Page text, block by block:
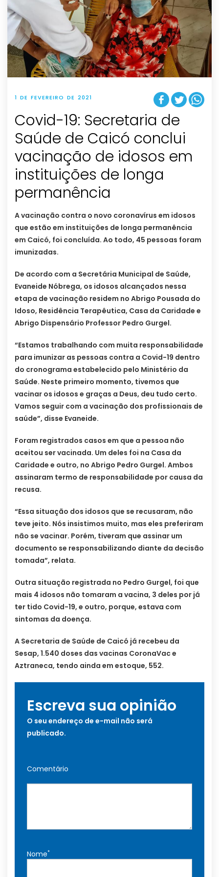
1 DE FEVEREIRO DE 2021
Covid-19: Secretaria de
Saúde de Caicó conclui
vacinação de idosos em
instituições de longa
permanência
A vacinação contra o novo coronavírus em idosos
que estão em instituições de longa permanência
em Caicó, foi concluída. Ao todo, 45 pessoas foram
imunizadas.
De acordo com a Secretária Municipal de Saúde,
Evaneide Nóbrega, os idosos alcançados nessa
etapa de vacinação residem no Abrigo Pousada do
Idoso, Residência Terapêutica, Casa da Caridade e
Abrigo Dispensário Professor Pedro Gurgel.
“Estamos trabalhando com muita responsabilidade
para imunizar as pessoas contra a Covid-19 dentro
do cronograma estabelecido pelo Ministério da
Saúde. Neste primeiro momento, tivemos que
vacinar os idosos e graças a Deus, deu tudo certo.
Vamos seguir com a vacinação dos profissionais de
saúde”, disse Evaneide.
Foram registrados casos em que a pessoa não
aceitou ser vacinada. Um deles foi na Casa da
Caridade e outro, no Abrigo Pedro Gurgel. Ambos
assinaram termo de responsabilidade por causa da
recusa.
“Essa situação dos idosos que se recusaram, não
teve jeito. Nós insistimos muito, mas eles preferiram
não se vacinar. Porém, tiveram que assinar um
documento se responsabilizando diante da decisão
tomada”, relata.
Outra situação registrada no Pedro Gurgel, foi que
mais 4 idosos não tomaram a vacina, 3 deles por já
ter tido Covid-19, e outro, porque, estava com
sintomas da doença.
A Secretaria de Saúde de Caicó já recebeu da
Sesap, 1.540 doses das vacinas CoronaVac e
Aztraneca, tendo ainda em estoque, 552.
Escreva sua opinião
O seu endereço de e-mail não será
publicado.
Comentário
Nome*